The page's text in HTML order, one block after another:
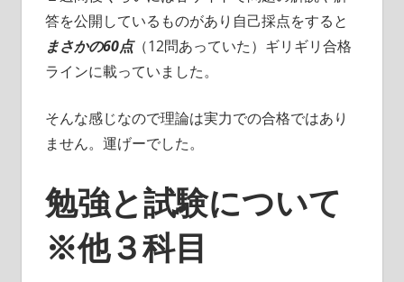
答を公開しているものがあり自己採点をすると
まさかの60点（12問あっていた）ギリギリ合格
ラインに載っていました。
そんな感じなので理論は実力での合格ではあり
ません。運げーでした。
勉強と試験について
※他３科目